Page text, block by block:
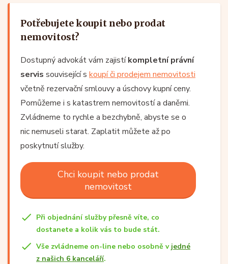
Potřebujete koupit nebo prodat
nemovitost?
Dostupný advokát vám zajistíkompletní právní
servis související s koupí či prodejem nemovitosti
včetně rezervační smlouvy a úschovy kupní ceny.
Pomůžeme i s katastrem nemovitostí a daněmi.
Zvládneme to rychle a bezchybně, abyste se o
nic nemuseli starat. Zaplatit můžete až po
poskytnutí služby.
Chci koupit nebo prodat
nemovitost
Při objednání služby přesně víte, co
dostanete a kolik vás to bude stát.
Vše zvládneme on-line nebo osobně v jedné
z našich 6 kanceláří.